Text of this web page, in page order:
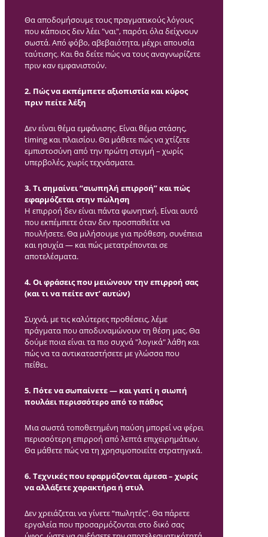
Θα αποδομήσουμε τους πραγματικούς λόγους
που κάποιος δεν λέει "ναι", παρότι όλα δείχνουν
σωστά. Από φόβο, αβεβαιότητα, μέχρι απουσία
ταύτισης. Και θα δείτε πώς να τους αναγνωρίζετε
πριν καν εμφανιστούν.
2. Πώς να εκπέμπετε αξιοπιστία και κύρος
πριν πείτε λέξη
Δεν είναι θέμα εμφάνισης. Είναι θέμα στάσης,
timing και πλαισίου. Θα μάθετε πώς να χτίζετε
εμπιστοσύνη από την πρώτη στιγμή – χωρίς
υπερβολές, χωρίς τεχνάσματα.
3. Τι σημαίνει “σιωπηλή επιρροή” και πώς
εφαρμόζεται στην πώληση
Η επιρροή δεν είναι πάντα φωνητική. Είναι αυτό
που εκπέμπετε όταν δεν προσπαθείτε να
πουλήσετε. Θα μιλήσουμε για πρόθεση, συνέπεια
και ησυχία — και πώς μετατρέπονται σε
αποτελέσματα.
4. Οι φράσεις που μειώνουν την επιρροή σας
(και τι να πείτε αντ’ αυτών)
Συχνά, με τις καλύτερες προθέσεις, λέμε
πράγματα που αποδυναμώνουν τη θέση μας. Θα
δούμε ποια είναι τα πιο συχνά "λογικά" λάθη και
πώς να τα αντικαταστήσετε με γλώσσα που
πείθει.
5. Πότε να σωπαίνετε — και γιατί η σιωπή
πουλάει περισσότερο από το πάθος
Μια σωστά τοποθετημένη παύση μπορεί να φέρει
περισσότερη επιρροή από λεπτά επιχειρημάτων.
Θα μάθετε πώς να τη χρησιμοποιείτε στρατηγικά.
6. Τεχνικές που εφαρμόζονται άμεσα – χωρίς
να αλλάξετε χαρακτήρα ή στυλ
Δεν χρειάζεται να γίνετε “πωλητές”. Θα πάρετε
εργαλεία που προσαρμόζονται στο δικό σας